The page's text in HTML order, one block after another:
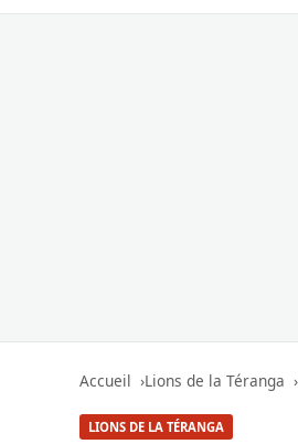
Accueil Lions de la Téranga
LIONS DE LA TÉRANGA